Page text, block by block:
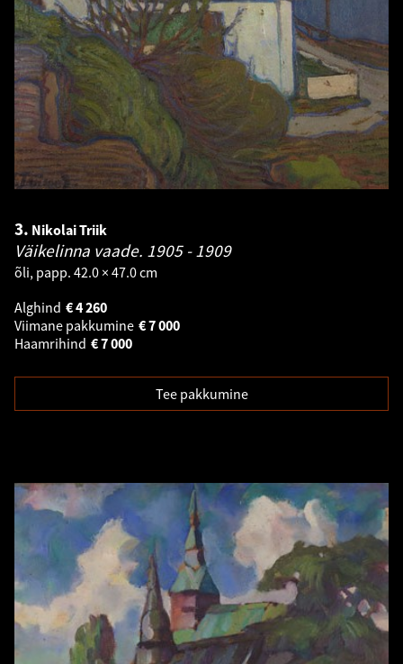
3. Nikolai Triik
Väikelinna vaade. 1905 - 1909
õli, papp. 42.0 × 47.0 cm
Alghind
4 260
€
Viimane pakkumine
7 000
€
Haamrihind
7 000
€
Tee pakkumine